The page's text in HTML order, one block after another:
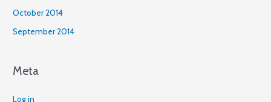
October 2014
September 2014
Meta
Log in